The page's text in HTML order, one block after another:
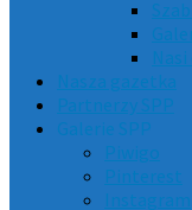
Nasza gazetka
Partnerzy SPP
Galerie SPP
Piwigo
Pinterest
Instagram